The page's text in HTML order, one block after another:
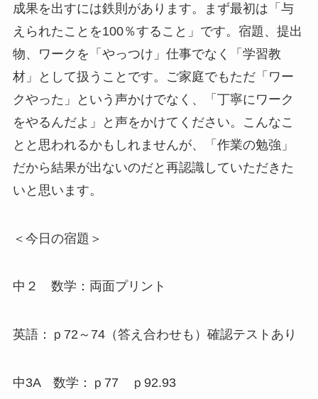
成果を出すには鉄則があります。まず最初は「与
えられたことを100％すること」です。宿題、提出
物、ワークを「やっつけ」仕事でなく「学習教
材」として扱うことです。ご家庭でもただ「ワー
クやった」という声かけでなく、「丁寧にワーク
をやるんだよ」と声をかけてください。こんなこ
とと思われるかもしれませんが、「作業の勉強」
だから結果が出ないのだと再認識していただきた
いと思います。
＜今日の宿題＞
中２ 数学：両面プリント
英語：ｐ72～74（答え合わせも）確認テストあり
中3A 数学：ｐ77 ｐ92.93